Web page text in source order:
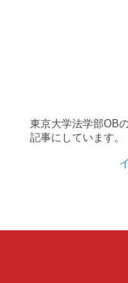
東京大学法学部OB
記事にしています。